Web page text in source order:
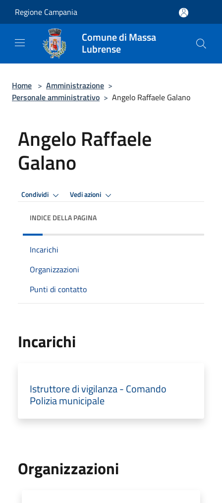
Regione Campania
Comune di Massa
Lubrense
Home > Amministrazione >
Personale amministrativo > Angelo Raffaele Galano
Angelo Raffaele
Galano
Condividi Vedi azioni
INDICE DELLA PAGINA
Incarichi
Organizzazioni
Punti di contatto
Incarichi
Istruttore di vigilanza - Comando
Polizia municipale
Organizzazioni